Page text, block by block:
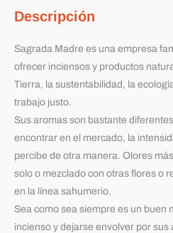
Descripción
Sagrada Madre es una empresa
ofrecer inciensos y productos
Tierra, la sustentabilidad, la
trabajo justo.
Sus aromas son bastante
encontrar en el mercado, la
percibe de otra manera. Olores
solo o mezclado con otras flores o
en la línea sahumerio.
Sea como sea siempre es un buen
incienso y dejarse envolver por sus